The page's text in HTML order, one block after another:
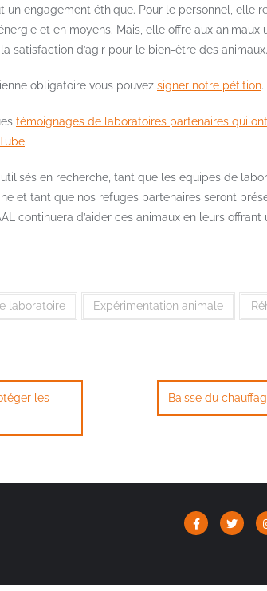
un engagement éthique. Pour le personnel, elle
et en moyens. Mais, elle offre aux animaux
satisfaction d’agir pour le bien-être des animaux.
obligatoire vous pouvez signer notre pétition.
témoignages de laboratoires partenaires qui
.
en recherche, tant que les équipes de
et tant que nos refuges partenaires seront
continuera d’aider ces animaux en leurs
laboratoire Expérimentation animale
les
Baisse du